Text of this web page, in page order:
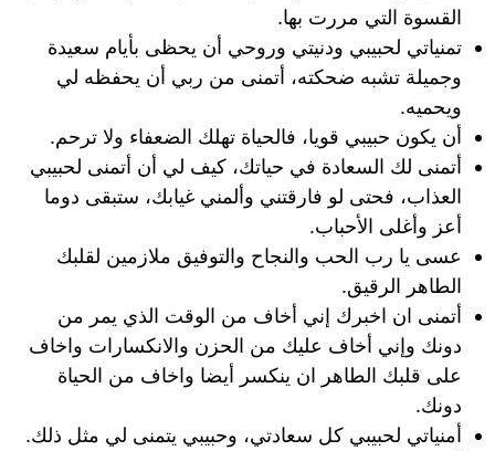
القسوة التي مررت بها.
تمنياتي لحبيبي ودنيتي وروحي أن يحظى بأيام سعيدة
وجميلة تشبه ضحكته، أتمنى من ربي أن يحفظه لي
ويحميه.
أن يكون حبيبي قويا، فالحياة تهلك الضعفاء ولا ترحم.
أتمنى لك السعادة في حياتك، كيف لي أن أتمنى لحبيبي
العذاب، فحتى لو فارقتني وألمني غيابك، ستبقى دوما
أعز وأغلى الأحباب.
عسى يا رب الحب والنجاح والتوفيق ملازمين لقلبك
الطاهر الرقيق.
أتمنى ان اخبرك إني أخاف من الوقت الذي يمر من
دونك وإني أخاف عليك من الحزن والانكسارات واخاف
على قلبك الطاهر ان ينكسر أيضا واخاف من الحياة
دونك.
أمنياتي لحبيبي كل سعادتي، وحبيبي يتمنى لي مثل ذلك.